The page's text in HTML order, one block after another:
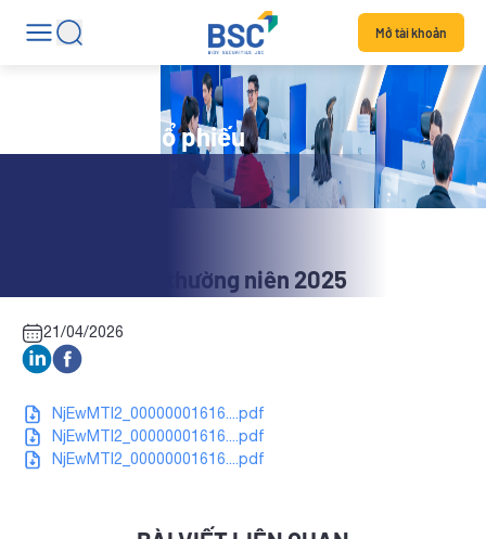
Mở tài khoản
Tin tức mã cổ phiếu
PLC: Báo cáo thường niên 2025
21/04/2026
NjEwMTI2_00000001616....pdf
NjEwMTI2_00000001616....pdf
NjEwMTI2_00000001616....pdf